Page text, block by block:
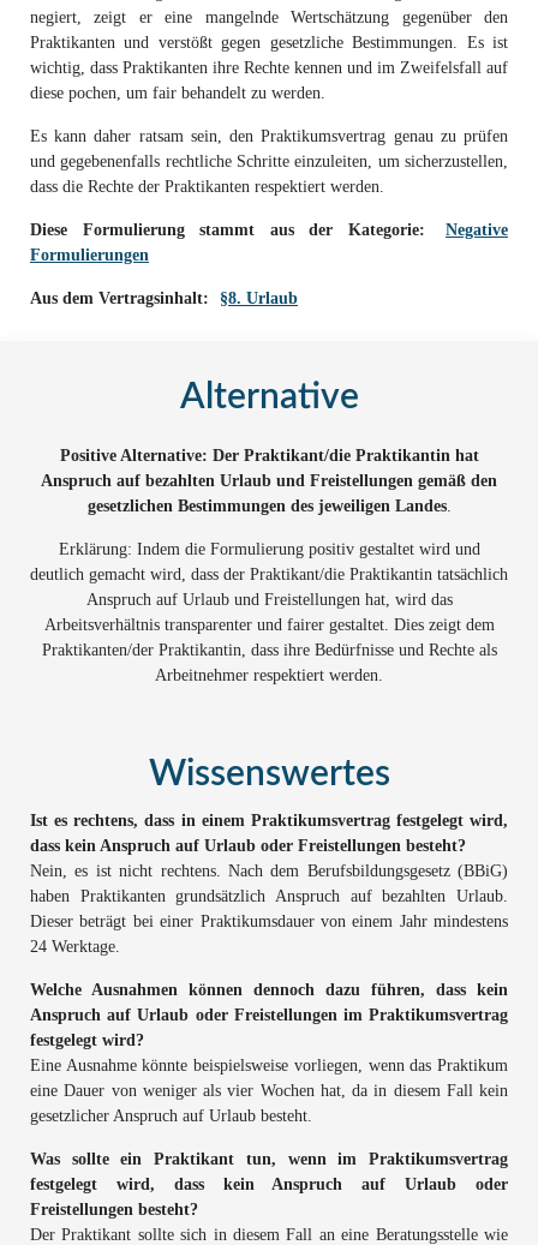
negiert, zeigt er eine mangelnde Wertschätzung gegenüber den
Praktikanten und verstößt gegen gesetzliche Bestimmungen. Es ist
wichtig, dass Praktikanten ihre Rechte kennen und im Zweifelsfall auf
diese pochen, um fair behandelt zu werden.
Es kann daher ratsam sein, den Praktikumsvertrag genau zu prüfen
und gegebenenfalls rechtliche Schritte einzuleiten, um sicherzustellen,
dass die Rechte der Praktikanten respektiert werden.
Diese Formulierung stammt aus der Kategorie:
Negative
Formulierungen
Aus dem Vertragsinhalt: §8. Urlaub
Alternative
Positive Alternative: Der Praktikant/die Praktikantin hat
Anspruch auf bezahlten Urlaub und Freistellungen gemäß den
gesetzlichen Bestimmungen des jeweiligen Landes.
Erklärung: Indem die Formulierung positiv gestaltet wird und
deutlich gemacht wird, dass der Praktikant/die Praktikantin tatsächlich
Anspruch auf Urlaub und Freistellungen hat, wird das
Arbeitsverhältnis transparenter und fairer gestaltet. Dies zeigt dem
Praktikanten/der Praktikantin, dass ihre Bedürfnisse und Rechte als
Arbeitnehmer respektiert werden.
Wissenswertes
Ist es rechtens, dass in einem Praktikumsvertrag festgelegt wird,
dass kein Anspruch auf Urlaub oder Freistellungen besteht?
Nein, es ist nicht rechtens. Nach dem Berufsbildungsgesetz (BBiG)
haben Praktikanten grundsätzlich Anspruch auf bezahlten Urlaub.
Dieser beträgt bei einer Praktikumsdauer von einem Jahr mindestens
24 Werktage.
Welche Ausnahmen können dennoch dazu führen, dass kein
Anspruch auf Urlaub oder Freistellungen im Praktikumsvertrag
festgelegt wird?
Eine Ausnahme könnte beispielsweise vorliegen, wenn das Praktikum
eine Dauer von weniger als vier Wochen hat, da in diesem Fall kein
gesetzlicher Anspruch auf Urlaub besteht.
Was sollte ein Praktikant tun, wenn im Praktikumsvertrag
festgelegt wird, dass kein Anspruch auf Urlaub oder
Freistellungen besteht?
Der Praktikant sollte sich in diesem Fall an eine Beratungsstelle wie